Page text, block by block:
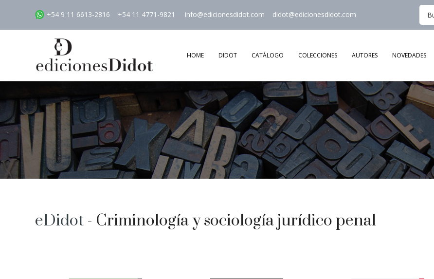
+54 9 11 6613-2816 +54 11 4771-9821 info@edicionesdidot.com didot@edicionesdidot.com
HOME DIDOT CATÁLOGO COLECCIONES AUTORES NOVEDADES
eDidot - Criminología y sociología jurídico penal